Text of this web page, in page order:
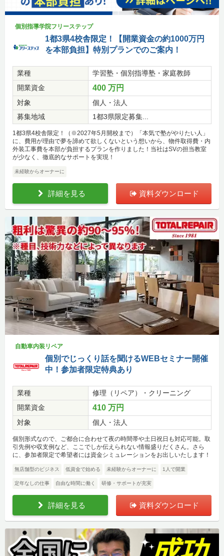
個別指導学院フリーステップ
1都3県4校舎限定！【開業資金の約1000万円
を本部負担】特別プランでのご案内！
業種
学習塾・個別指導塾・家庭教師
開業資金
400 万円
対象
個人・法人
募集地域
1都3県限定募集...
1都3県4校舎限定！（※2027年5月開校まで）「本気で塾がやりたい人」
に、費用が理由で夢を諦めて欲しくないという想いから、物件取得費・内
外装工事費を本部が負担するプランを作りました！当社はSVの担当教室
が少なく、徹底的なサポートを実現！
未経験からオーナーに
詳細を見る 資料ダウンロード
自動車内装リペア
個別でじっくり話を聞けるWEBセミナー開催
中！参加者限定特典あり
業種
修理（リペア）・クリーニング
開業資金
410 万円
対象 個人・法人
個別形式なので、ご都合に合わせて夜の時間帯や土日祝日も対応可能。取
引先例や収支例など、ここでしか伝えられない情報盛りだくさん。さら
に、参加者限定で希望者には資金シミュレーションをお出しいたします！
無店舗型のビジネス 低資金で始める 未経験からオーナーに 1人で開業
定年なしの仕事 自由な時間に働く 研修・サポートが充実
詳細を見る 資料ダウンロード